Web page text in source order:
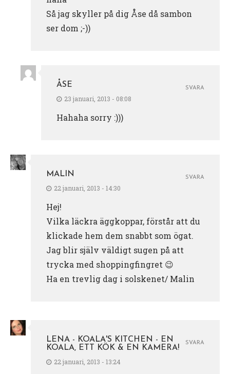
Så jag skyller på dig Åse då sambon
ser dom ;-))
ÅSE
23 januari, 2013 - 08:08
Hahaha sorry :)))
SVARA
MALIN
22 januari, 2013 - 14:30
Hej!
Vilka läckra äggkoppar, förstår att du
klickade hem dem snabbt som ögat.
Jag blir själv väldigt sugen på att
trycka med shoppingfingret 😉
Ha en trevlig dag i solskenet/ Malin
SVARA
LENA - KOALA'S KITCHEN - EN
KOALA, ETT KÖK & EN KAMERA!
22 januari, 2013 - 13:24
SVARA